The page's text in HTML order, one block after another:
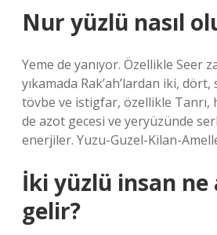
Nur yüzlü nasıl
Yeme de yanıyor. Özellikle Seer
yıkamada Rak’ah’lardan iki,
tövbe ve istigfar, özellikle Tanrı,
de azot gecesi ve yeryüzünde
enerjiler. Yuzu-Guzel-Kilan-
İki yüzlü insan ne
gelir?